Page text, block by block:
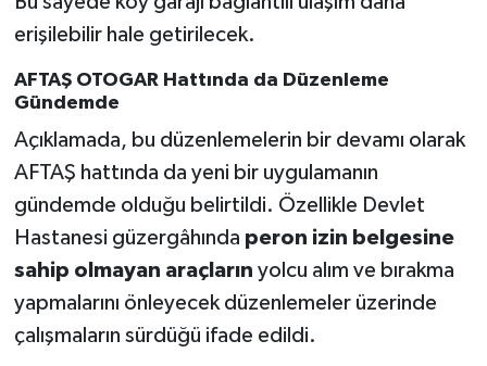
erişilebilir hale getirilecek.
AFTAŞ OTOGAR Hattında da Düzenleme
Gündemde
Açıklamada, bu düzenlemelerin bir devamı olarak
AFTAŞ hattında da yeni bir uygulamanın
gündemde olduğu belirtildi. Özellikle Devlet
Hastanesi güzergâhında peron izin belgesine
sahip olmayan araçların yolcu alım ve bırakma
yapmalarını önleyecek düzenlemeler üzerinde
çalışmaların sürdüğü ifade edildi.